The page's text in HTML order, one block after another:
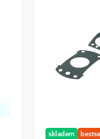
skladem